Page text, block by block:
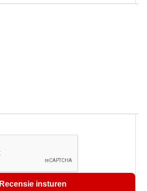
Recensie insturen